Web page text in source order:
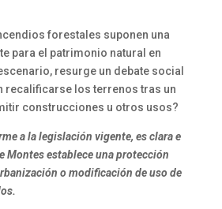
forestales suponen una
para el patrimonio natural en
resurge un debate social
recalificarse los terrenos tras un
construcciones u otros usos?
a la legislación vigente, es clara e
Montes establece una protección
o modificación de uso de